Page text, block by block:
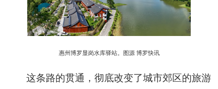
惠州博罗显岗水库驿站。图源 博罗快讯
这条路的贯通，彻底改变了城市郊区的旅游